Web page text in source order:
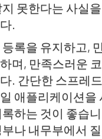
못한다는 사실
.
록을 유지하고,
며, 만족스러운
. 간단한 스프레
애플리케이션을
하는 것이 좋습
나 내무부에서